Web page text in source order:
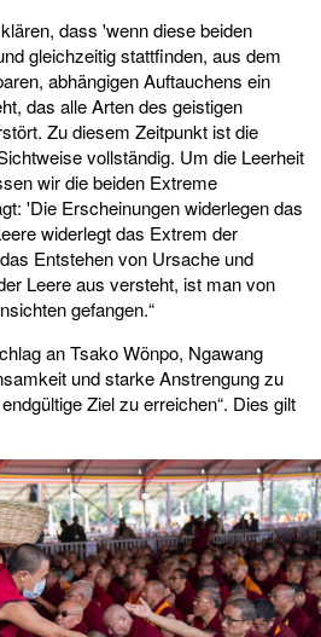
dass 'wenn diese beiden
gleichzeitig stattfinden, aus dem
abhängigen Auftauchens ein
das alle Arten des geistigen
Zu diesem Zeitpunkt ist die
vollständig. Um die Leerheit
wir die beiden Extreme
'Die Erscheinungen widerlegen das
widerlegt das Extrem der
Entstehen von Ursache und
Leere aus versteht, ist man von
gefangen.“
an Tsako Wönpo, Ngawang
und starke Anstrengung zu
Ziel zu erreichen“. Dies gilt